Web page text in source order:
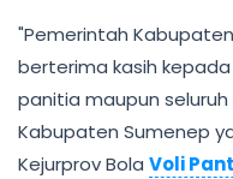
"Pemerintah
berterima kasih
panitia maupun seluruh
Kabupaten Sumenep
Kejurprov Bola Voli